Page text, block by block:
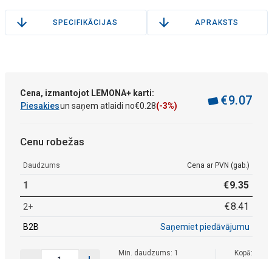
SPECIFIKĀCIJAS APRAKSTS
Cena, izmantojot LEMONA+ karti:
Piesakiesun saņem atlaidi no€0.28(-3%) €9.07
Cenu robežas
Daudzums Cena ar PVN (gab.)
1 €9.35
2+ €8.41
B2B Saņemiet piedāvājumu
Min. daudzums: 1
Kopā: